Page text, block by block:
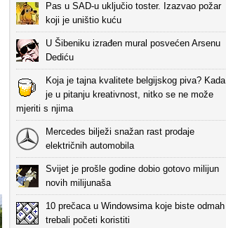
Pas u SAD-u uključio toster. Izazvao požar
koji je uništio kuću
U Šibeniku izrađen mural posvećen Arsenu
Dediću
Koja je tajna kvalitete belgijskog piva? Kada
je u pitanju kreativnost, nitko se ne može
mjeriti s njima
Mercedes bilježi snažan rast prodaje
električnih automobila
Svijet je prošle godine dobio gotovo milijun
novih milijunaša
10 prečaca u Windowsima koje biste odmah
trebali početi koristiti